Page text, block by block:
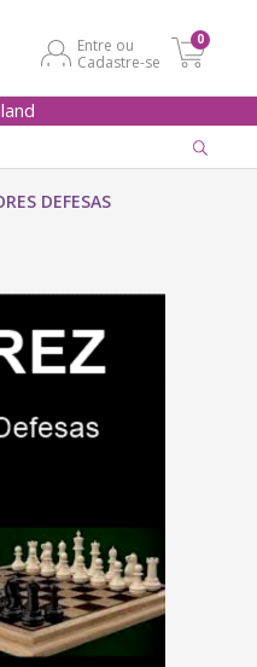
Entre ou
Cadastre-se
0
DEFESAS